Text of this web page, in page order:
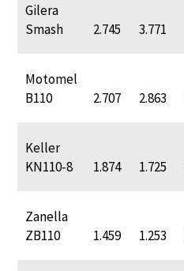
Gilera
Smash
2.745 3.771
Motomel
B110
2.707 2.863
Keller
KN110-8
1.874 1.725
Zanella
ZB110
1.459 1.253